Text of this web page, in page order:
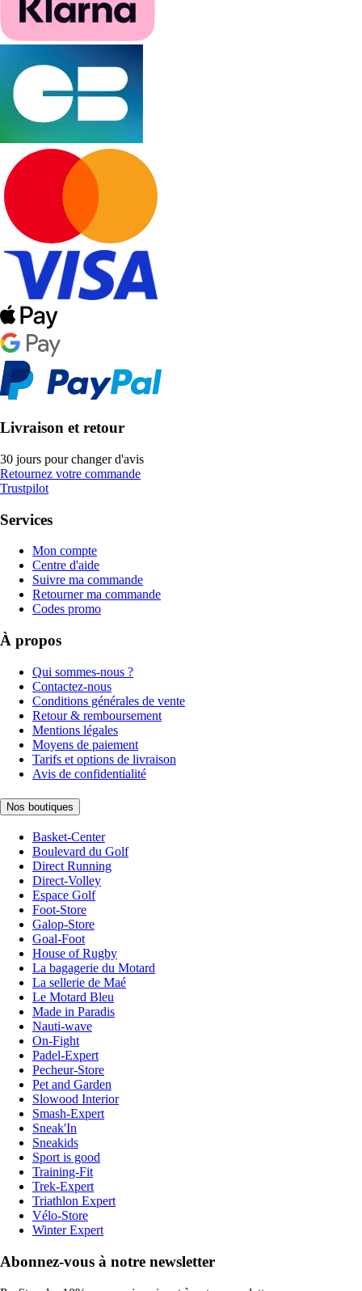
Livraison et retour
30 jours pour changer d'avis
Retournez votre commande
Trustpilot
Services
Mon compte
Centre d'aide
Suivre ma commande
Retourner ma commande
Codes promo
À propos
Qui sommes-nous ?
Contactez-nous
Conditions générales de vente
Retour & remboursement
Mentions légales
Moyens de paiement
Tarifs et options de livraison
Avis de confidentialité
Nos boutiques
Basket-Center
Boulevard du Golf
Direct Running
Direct-Volley
Espace Golf
Foot-Store
Galop-Store
Goal-Foot
House of Rugby
La bagagerie du Motard
La sellerie de Maé
Le Motard Bleu
Made in Paradis
Nauti-wave
On-Fight
Padel-Expert
Pecheur-Store
Pet and Garden
Slowood Interior
Smash-Expert
Sneak'In
Sneakids
Sport is good
Training-Fit
Trek-Expert
Triathlon Expert
Vélo-Store
Winter Expert
Abonnez-vous à notre newsletter